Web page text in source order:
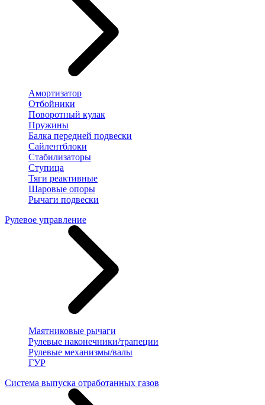
Амортизатор
Отбойники
Поворотный кулак
Пружины
Балка передней подвески
Сайлентблоки
Стабилизаторы
Ступица
Тяги реактивные
Шаровые опоры
Рычаги подвески
Рулевое управление
Маятниковые рычаги
Рулевые наконечники/трапеции
Рулевые механизмы/валы
ГУР
Система выпуска отработанных газов